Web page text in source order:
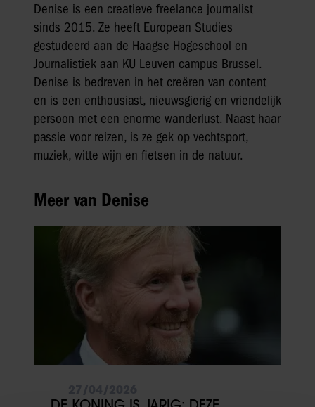
Denise is een creatieve freelance journalist
sinds 2015. Ze heeft European Studies
gestudeerd aan de Haagse Hogeschool en
Journalistiek aan KU Leuven campus Brussel.
Denise is bedreven in het creëren van content
en is een enthousiast, nieuwsgierig en vriendelijk
persoon met een enorme wanderlust. Naast haar
passie voor reizen, is ze gek op vechtsport,
muziek, witte wijn en fietsen in de natuur.
Meer van Denise